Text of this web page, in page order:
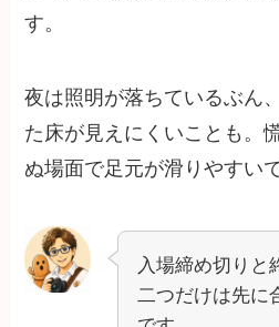
す。
夜は照明が落ちているぶん
た床が見えにくいことも。
ぬ場面で足元が滑りやすいで
入場締め切りと
二つだけは先に